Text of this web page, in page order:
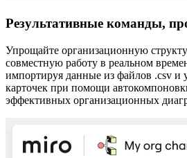
Результативные команды,
Упрощайте организационную
совместную работу в реальном
импортируя данные из файлов .csv и
карточек при помощи
эффективных организационных